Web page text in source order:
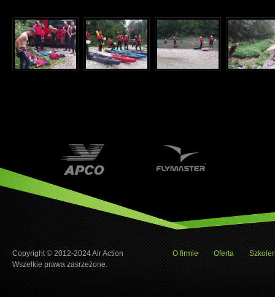
O firmie Oferta
Copyright © 2012-2024 Air Action
Wszelkie prawa zasrzeżone.